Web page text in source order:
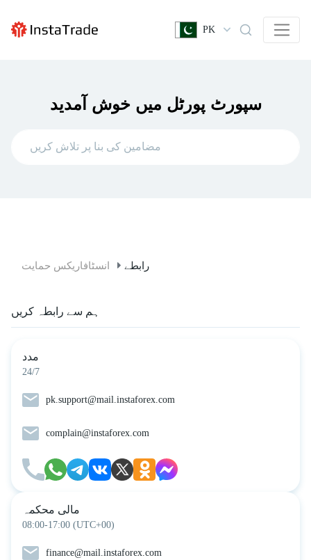
PK
سپورٹ پورٹل میں خوش آمدید
انسٹافاریکس حمایت رابطے
ہم سے رابطہ کریں
مدد
24/7
pk.support@mail.instaforex.com
complain@instaforex.com
مالی محکمہ
08:00-17:00 (UTC+00)
finance@mail.instaforex.com